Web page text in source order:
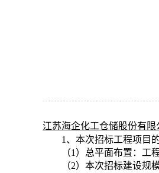
江苏海企化工仓储股份有限
1、本次招标工程项目
（1）总平面布置：工
（2）本次招标建设规